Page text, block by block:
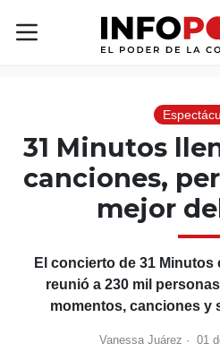
31 Minutos
canciones,
mejor
El concierto de 31 Minutos
reunió a 230 mil
momentos, canciones y
Vanessa Juárez · 01